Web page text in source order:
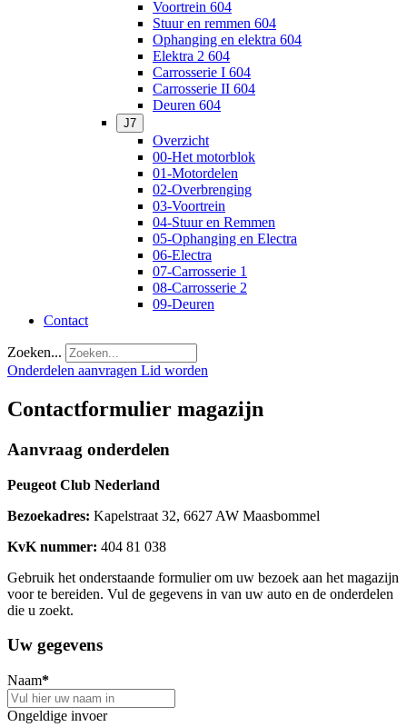
Voortrein 604
Stuur en remmen 604
Ophanging en elektra 604
Elektra 2 604
Carrosserie I 604
Carrosserie II 604
Deuren 604
J7
Overzicht
00-Het motorblok
01-Motordelen
02-Overbrenging
03-Voortrein
04-Stuur en Remmen
05-Ophanging en Electra
06-Electra
07-Carrosserie 1
08-Carrosserie 2
09-Deuren
Contact
Zoeken...
Onderdelen aanvragen Lid worden
Contactformulier magazijn
Aanvraag onderdelen
Peugeot Club Nederland
Bezoekadres: Kapelstraat 32, 6627 AW Maasbommel
KvK nummer: 404 81 038
Gebruik het onderstaande formulier om uw bezoek aan het magazijn
voor te bereiden. Vul de gegevens in van uw auto en de onderdelen
die u zoekt.
Uw gegevens
Naam*
Ongeldige invoer